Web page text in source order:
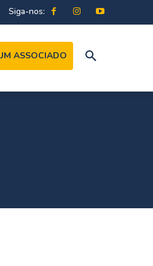
Siga-nos:
ASSOCIADO